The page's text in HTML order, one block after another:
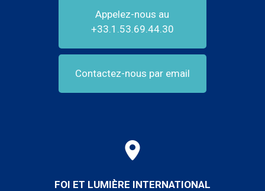
Appelez-nous au
+33.1.53.69.44.30
Contactez-nous par email
FOI ET LUMIÈRE INTERNATIONAL